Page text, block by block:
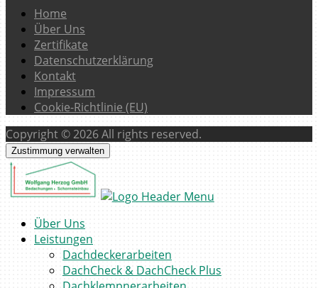
Home
Über Uns
Zertifikate
Datenschutzerklärung
Kontakt
Impressum
Cookie-Richtlinie (EU)
Copyright © 2026 All rights reserved.
Zustimmung verwalten
Über Uns
Leistungen
Dachdeckerarbeiten
DachCheck & DachCheck Plus